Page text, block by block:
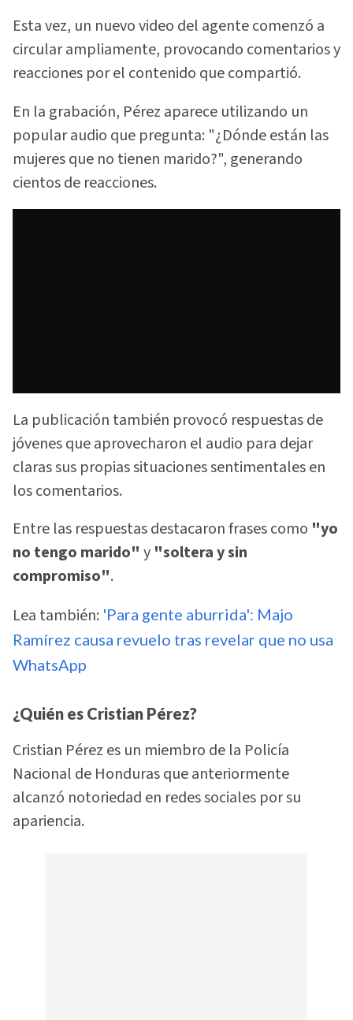
Esta vez, un nuevo video del agente comenzó a
circular ampliamente, provocando comentarios y
reacciones por el contenido que compartió.
En la grabación, Pérez aparece utilizando un
popular audio que pregunta: "¿Dónde están las
mujeres que no tienen marido?", generando
cientos de reacciones.
La publicación también provocó respuestas de
jóvenes que aprovecharon el audio para dejar
claras sus propias situaciones sentimentales en
los comentarios.
Entre las respuestas destacaron frases como "yo
no tengo marido" y "soltera y sin
compromiso".
Lea también: 'Para gente aburrida': Majo
Ramírez causa revuelo tras revelar que no usa
WhatsApp
¿Quién es Cristian Pérez?
Cristian Pérez es un miembro de la Policía
Nacional de Honduras que anteriormente
alcanzó notoriedad en redes sociales por su
apariencia.